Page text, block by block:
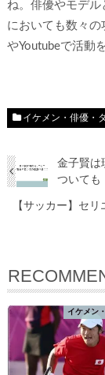
ね。俳優やモデ
においても数々
やYoutubeで活動
イケメン・俳優・
金子賢は
ついても
【サッカー】セ
イケメン